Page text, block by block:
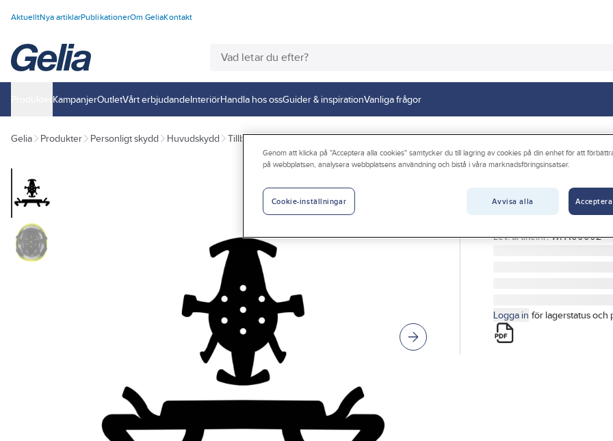
AktuelltNya artiklarPublikationerOm GeliaKontakt
KampanjerOutletVårt erbjudandeInteriörHandla hos ossGuider & inspirationVanliga frågor
Gelia Produkter Personligt skydd Huvudskydd Tillbehör huvudskydd
Svettband KASK
TILLBEHÖR KASK
Lev. artikelnr: WPA00002-
Logga in för lagerstatus och
Genom att klicka på "Acceptera alla cookies" samtycker du till lagring av cookies på din enhet för att
på webbplatsen, analysera webbplatsens användning och bistå i våra marknadsföringsinsatser.
Avvisa alla
Cookie-inställningar